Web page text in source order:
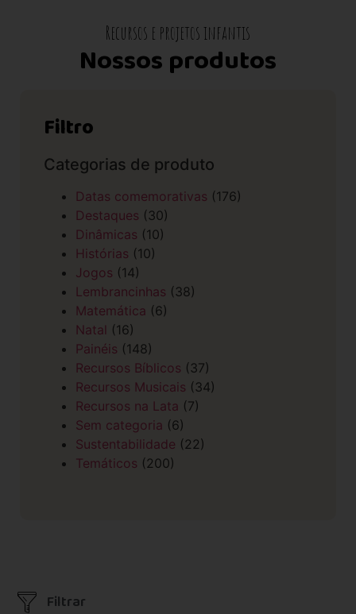
Recursos e projetos infantis
Nossos produtos
Filtro
Categorias de produto
Datas comemorativas (176)
Destaques (30)
Dinâmicas (10)
Histórias (10)
Jogos (14)
Lembrancinhas (38)
Matemática (6)
Natal (16)
Painéis (148)
Recursos Bíblicos (37)
Recursos Musicais (34)
Recursos na Lata (7)
Sem categoria (6)
Sustentabilidade (22)
Temáticos (200)
Filtrar